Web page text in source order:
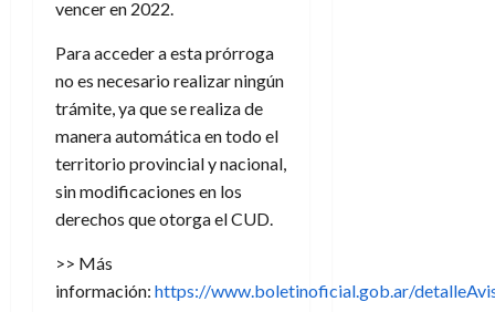
vencer en 2022.
Para acceder a esta prórroga
no es necesario realizar ningún
trámite, ya que se realiza de
manera automática en todo el
territorio provincial y nacional,
sin modificaciones en los
derechos que otorga el CUD.
>> Más
información: https://www.boletinoficial.gob.ar/